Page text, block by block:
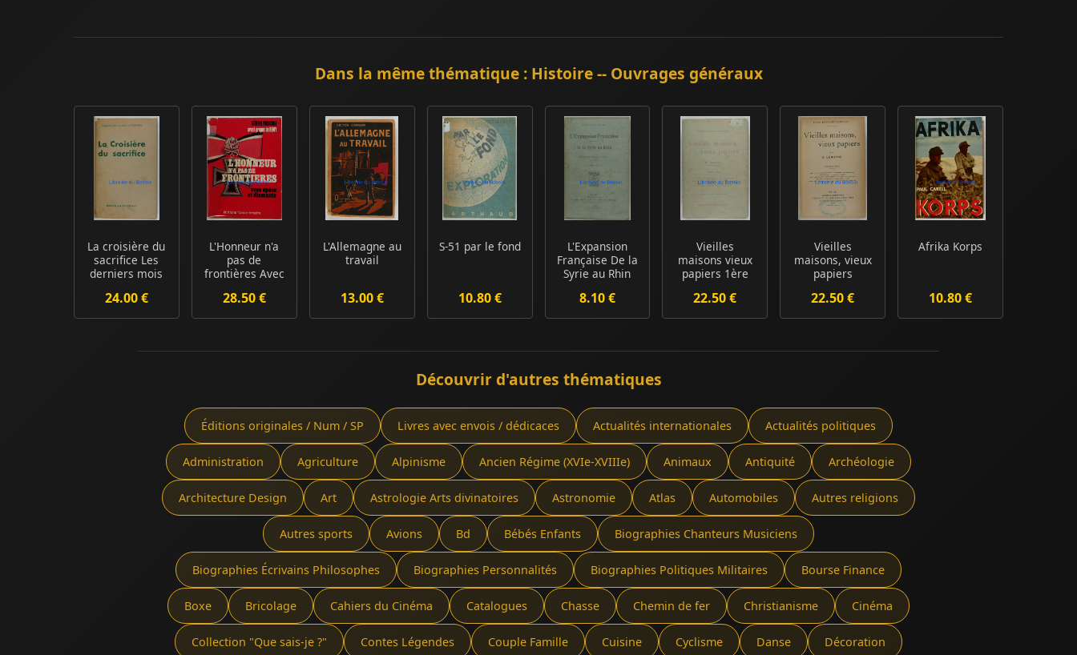
Dans la même thématique : Histoire -- Ouvrages généraux
La croisière du
sacrifice Les
derniers mois
24.00 €
L'Honneur n'a
pas de
frontières Avec
diamants
28.50 €
L'Allemagne au
travail
13.00 €
S-51 par le fond
10.80 €
L'Expansion
Française De la
Syrie au Rhin
8.10 €
Vieilles
maisons vieux
papiers 1ère
22.50 €
Vieilles
maisons, vieux
papiers
22.50 €
Afrika Korps
10.80 €
Découvrir d'autres thématiques
Éditions originales / Num / SP Livres avec envois / dédicaces Actualités internationales Actualités politiques
Administration Agriculture Alpinisme Ancien Régime (XVIe-XVIIIe) Animaux Antiquité Archéologie
Architecture Design Art Astrologie Arts divinatoires Astronomie Atlas Automobiles Autres religions
Autres sports Avions Bd Bébés Enfants Biographies Chanteurs Musiciens
Biographies Écrivains Philosophes Biographies Personnalités Biographies Politiques Militaires Bourse Finance
Boxe Bricolage Cahiers du Cinéma Catalogues Chasse Chemin de fer Christianisme Cinéma
Collection "Que sais-je ?" Contes Légendes Couple Famille Cuisine Cyclisme Danse Décoration